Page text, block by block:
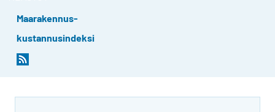
Maarakennus-
kustannusindeksi